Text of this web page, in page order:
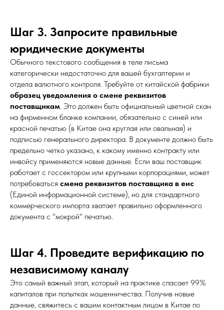
Шаг 3. Запросите правильные
юридические документы
Обычного текстового сообщения в теле письма
категорически недостаточно для вашей бухгалтерии и
отдела валютного контроля. Требуйте от китайской фабрики
образец уведомления о смене реквизитов
поставщикам . Это должен быть официальный цветной скан
на фирменном бланке компании, обязательно с синей или
красной печатью (в Китае она круглая или овальная) и
подписью генерального директора. В документе должно быть
предельно четко указано, к какому именно контракту или
инвойсу применяются новые данные. Если ваш поставщик
работает с госсектором или крупными корпорациями, может
потребоваться смена реквизитов поставщика в еис
(Единой информационной системе), но для стандартного
коммерческого импорта хватает правильно оформленного
документа с "мокрой" печатью.
Шаг 4. Проведите верификацию по
независимому каналу
Это самый важный этап, который на практике спасает 99%
капиталов при попытках мошенничества. Получив новые
данные, свяжитесь с вашим контактным лицом в Китае по